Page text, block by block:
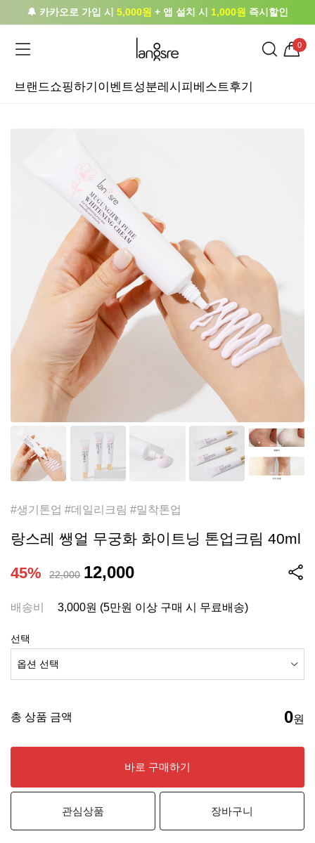
🔔 카카오로 가입 시 5,000원 + 앱 설치 시 1,000원 즉시할인
0
브랜드쇼핑하기 이벤트성분레시피 베스트후기
#생기톤업 #데일리크림 #밀착톤업
랑스레 쌩얼 무궁화 화이트닝 톤업크림 40ml
45% 22,000 12,000
배송비 3,000원 (5만원 이상 구매 시 무료배송)
선택
총 상품 금액 0원
바로 구매하기
관심상품 장바구니